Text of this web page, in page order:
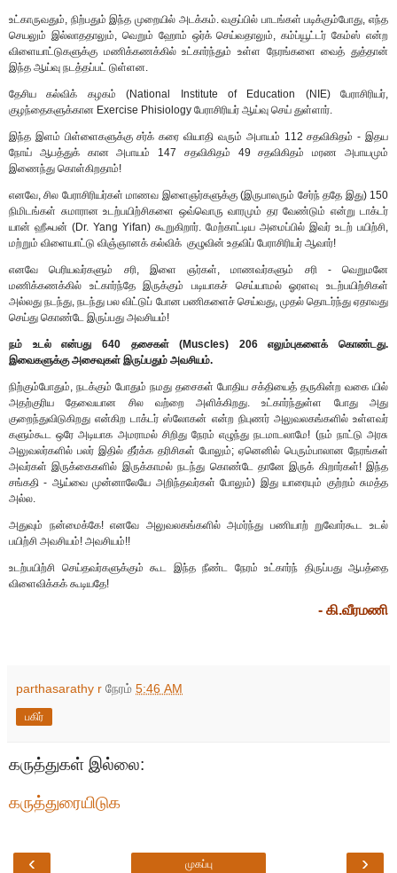
உட்காருவதும், நிற்பதும் இந்த முறையில் அடக்கம். வகுப்பில் பாடங்கள் படிக்கும்போது, எந்த
செயலும் இல்லாததாலும், வெறும் ஹோம் ஒர்க் செய்வதாலும், கம்ப்யூட்டர் கேம்ஸ் என்ற
விளையாட்டுகளுக்கு மணிக்கணக்கில் உட்கார்ந்தும் உள்ள நேரங்களை வைத் துத்தான்
இந்த ஆய்வு நடத்தப்பட் டுள்ளன.
தேசிய கல்விக் கழகம் (National Institute of Education (NIE) பேராசிரியர்,
குழந்தைகளுக்கான Exercise Phisiology பேராசிரியர் ஆய்வு செய் துள்ளார்.
இந்த இளம் பிள்ளைகளுக்கு சர்க் கரை வியாதி வரும் அபாயம் 112 சதவிகிதம் - இதய
நோய் ஆபத்துக் கான அபாயம் 147 சதவிகிதம் 49 சதவிகிதம் மரண அபாயமும்
இணைந்து கொள்கிறதாம்!
எனவே, சில பேராசிரியர்கள் மாணவ இளைஞர்களுக்கு (இருபாலரும் சேர்ந் ததே இது) 150
நிமிடங்கள் சுமாரான உடற்பயிற்சிகளை ஒவ்வொரு வாரமும் தர வேண்டும் என்று டாக்டர்
யான் ஹீஃபன் (Dr. Yang Yifan) கூறுகிறார். மேற்காட்டிய அமைப்பில் இவர் உடற் பயிற்சி,
மற்றும் விளையாட்டு விஞ்ஞானக் கல்விக் குழுவின் உதவிப் பேராசிரியர் ஆவார்!
எனவே பெரியவர்களும் சரி, இளை ஞர்கள், மாணவர்களும் சரி - வெறுமனே
மணிக்கணக்கில் உட்கார்ந்தே இருக்கும் படியாகச் செய்யாமல் ஓரளவு உடற்பயிற்சிகள்
அல்லது நடந்து, நடந்து பல விட்டுப் போன பணிகளைச் செய்வது, முதல் தொடர்ந்து ஏதாவது
செய்து கொண்டே இருப்பது அவசியம்!
நம் உடல் என்பது 640 தசைகள் (Muscles) 206 எலும்புகளைக் கொண்டது.
இவைகளுக்கு அசைவுகள் இருப்பதும் அவசியம்.
நிற்கும்போதும், நடக்கும் போதும் நமது தசைகள் போதிய சக்தியைத் தருகின்ற வகை யில்
அதற்குரிய தேவையான சில வற்றை அளிக்கிறது. உட்கார்ந்துள்ள போது அது
குறைந்துவிடுகிறது என்கிற டாக்டர் ஸ்லோகன் என்ற நிபுணர் அலுவலகங்களில் உள்ளவர்
களும்கூட ஒரே அடியாக அமராமல் சிறிது நேரம் எழுந்து நடமாடலாமே! (நம் நாட்டு அரசு
அலுவலர்களில் பலர் இதில் தீர்க்க தரிசிகள் போலும்; ஏனெனில் பெரும்பாலான நேரங்கள்
அவர்கள் இருக்கைகளில் இருக்காமல் நடந்து கொண்டே தானே இருக் கிறார்கள்! இந்த
சங்கதி - ஆய்வை முன்னாலேயே அறிந்தவர்கள் போலும்) இது யாரையும் குற்றம் சுமத்த
அல்ல.
அதுவும் நன்மைக்கே! எனவே அலுவலகங்களில் அமர்ந்து பணியாற் றுவோர்கூட உடல்
பயிற்சி அவசியம்! அவசியம்!!
உடற்பயிற்சி செய்தவர்களுக்கும் கூட இந்த நீண்ட நேரம் உட்கார்ந் திருப்பது ஆபத்தை
விளைவிக்கக் கூடியதே!
- கி.வீரமணி
parthasarathy r நேரம் 5:46 AM
பகிர்
கருத்துகள் இல்லை:
கருத்துரையிடுக
‹ ›
முகப்பு